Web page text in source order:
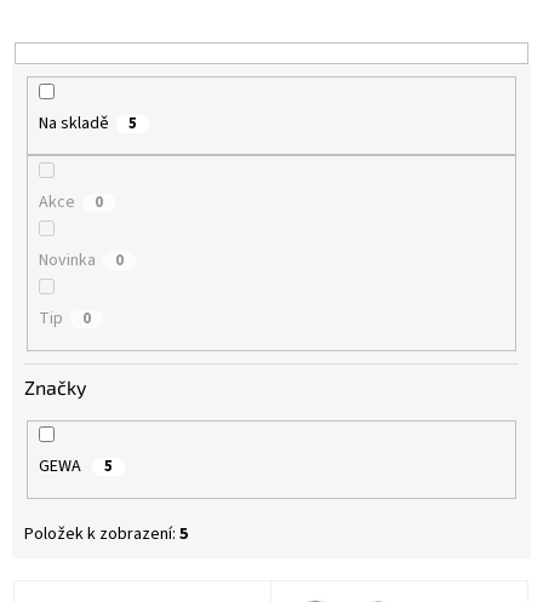
k
t
Na skladě 5
Akce 0
Novinka 0
Tip 0
Značky
GEWA 5
Položek k zobrazení: 5